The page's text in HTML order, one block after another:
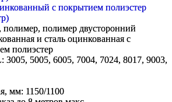
с покрытием полиэстер
полимер, полимер двусторонний
и сталь оцинкованная с
полиэстер
3005, 5005, 6005, 7004, 7024, 8017, 9003,
мм: 1150/1100